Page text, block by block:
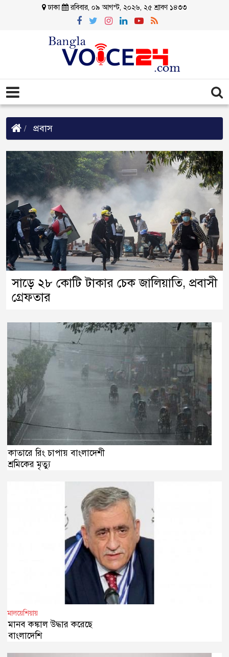
ঢাকা রবিবার, ০৯ আগস্ট, ২০২৬, ২৫ শ্রাবণ ১৪৩৩
প্রবাস
সাড়ে ২৮ কোটি টাকার চেক জালিয়াতি, প্রবাসী
গ্রেফতার
কাতারে রিং চাপায় বাংলাদেশী
শ্রমিকের মৃত্যু
মালয়েশিয়ায়
মানব কঙ্কাল উদ্ধার করেছে
বাংলাদেশি